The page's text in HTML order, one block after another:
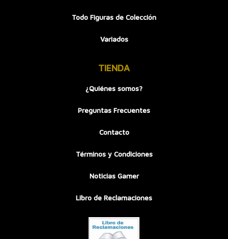
Todo Figuras de Colección
Variados
TIENDA
¿Quiénes somos?
Preguntas Frecuentes
Contacto
Términos y Condiciones
Noticias Gamer
Libro de Reclamaciones